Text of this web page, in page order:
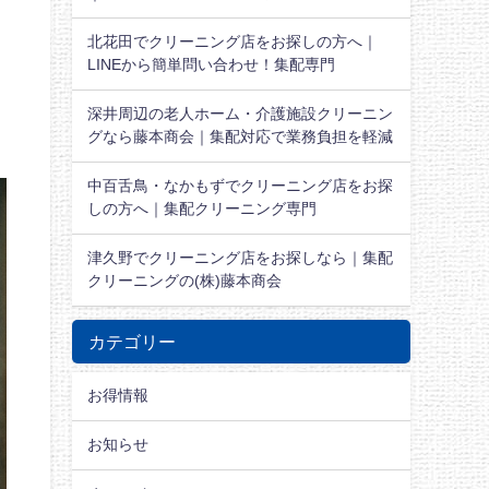
北花田でクリーニング店をお探しの方へ｜
LINEから簡単問い合わせ！集配専門
深井周辺の老人ホーム・介護施設クリーニン
グなら藤本商会｜集配対応で業務負担を軽減
中百舌鳥・なかもずでクリーニング店をお探
しの方へ｜集配クリーニング専門
津久野でクリーニング店をお探しなら｜集配
クリーニングの(株)藤本商会
カテゴリー
お得情報
お知らせ